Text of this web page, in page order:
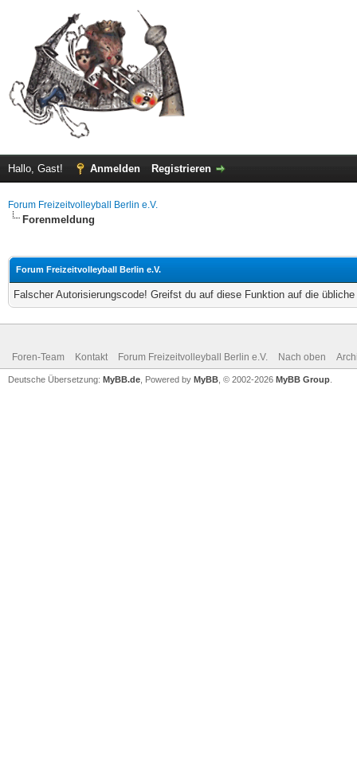
Hallo, Gast! Anmelden Registrieren
Forum Freizeitvolleyball Berlin e.V.
Forenmeldung
Forum Freizeitvolleyball Berlin e.V.
Falscher Autorisierungscode! Greifst du auf diese Funktion auf die
Foren-Team Kontakt Forum Freizeitvolleyball Berlin e.V. Nach oben
Deutsche Übersetzung: MyBB.de , Powered by MyBB , © 2002-2026 MyBB Group